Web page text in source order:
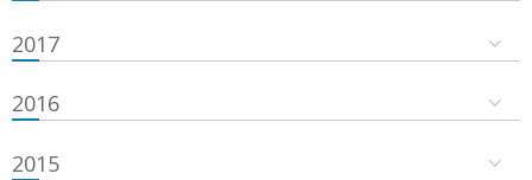
2017
2016
2015